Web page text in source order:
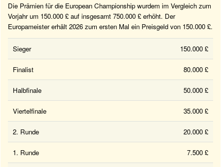
Die Prämien für die European Championship wurdem im Vergleich zum
Vorjahr um 150.000 £ auf insgesamt 750.000 £ erhöht. Der
Europameister erhält 2026 zum ersten Mal ein Preisgeld von 150.000 £.
Sieger 150.000 £
Finalist 80.000 £
Halbfinale 50.000 £
Viertelfinale 35.000 £
2. Runde 20.000 £
1. Runde 7.500 £